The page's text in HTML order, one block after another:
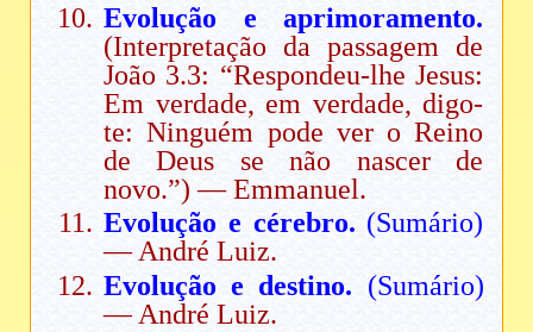
Evolução e aprimoramento.
(Interpretação da passagem de
João 3.3: “Respondeu-lhe Jesus:
Em verdade, em verdade, digo-
te: Ninguém pode ver o Reino
de Deus se não nascer de
novo.”) — Emmanuel.
Evolução e cérebro. (Sumário)
— André Luiz.
Evolução e destino. (Sumário)
— André Luiz.